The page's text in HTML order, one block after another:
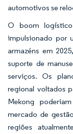
automotivos se
O boom
impulsionado por
armazéns em
suporte de
serviços. Os
regional voltados
Mekong
mercado de
regiões